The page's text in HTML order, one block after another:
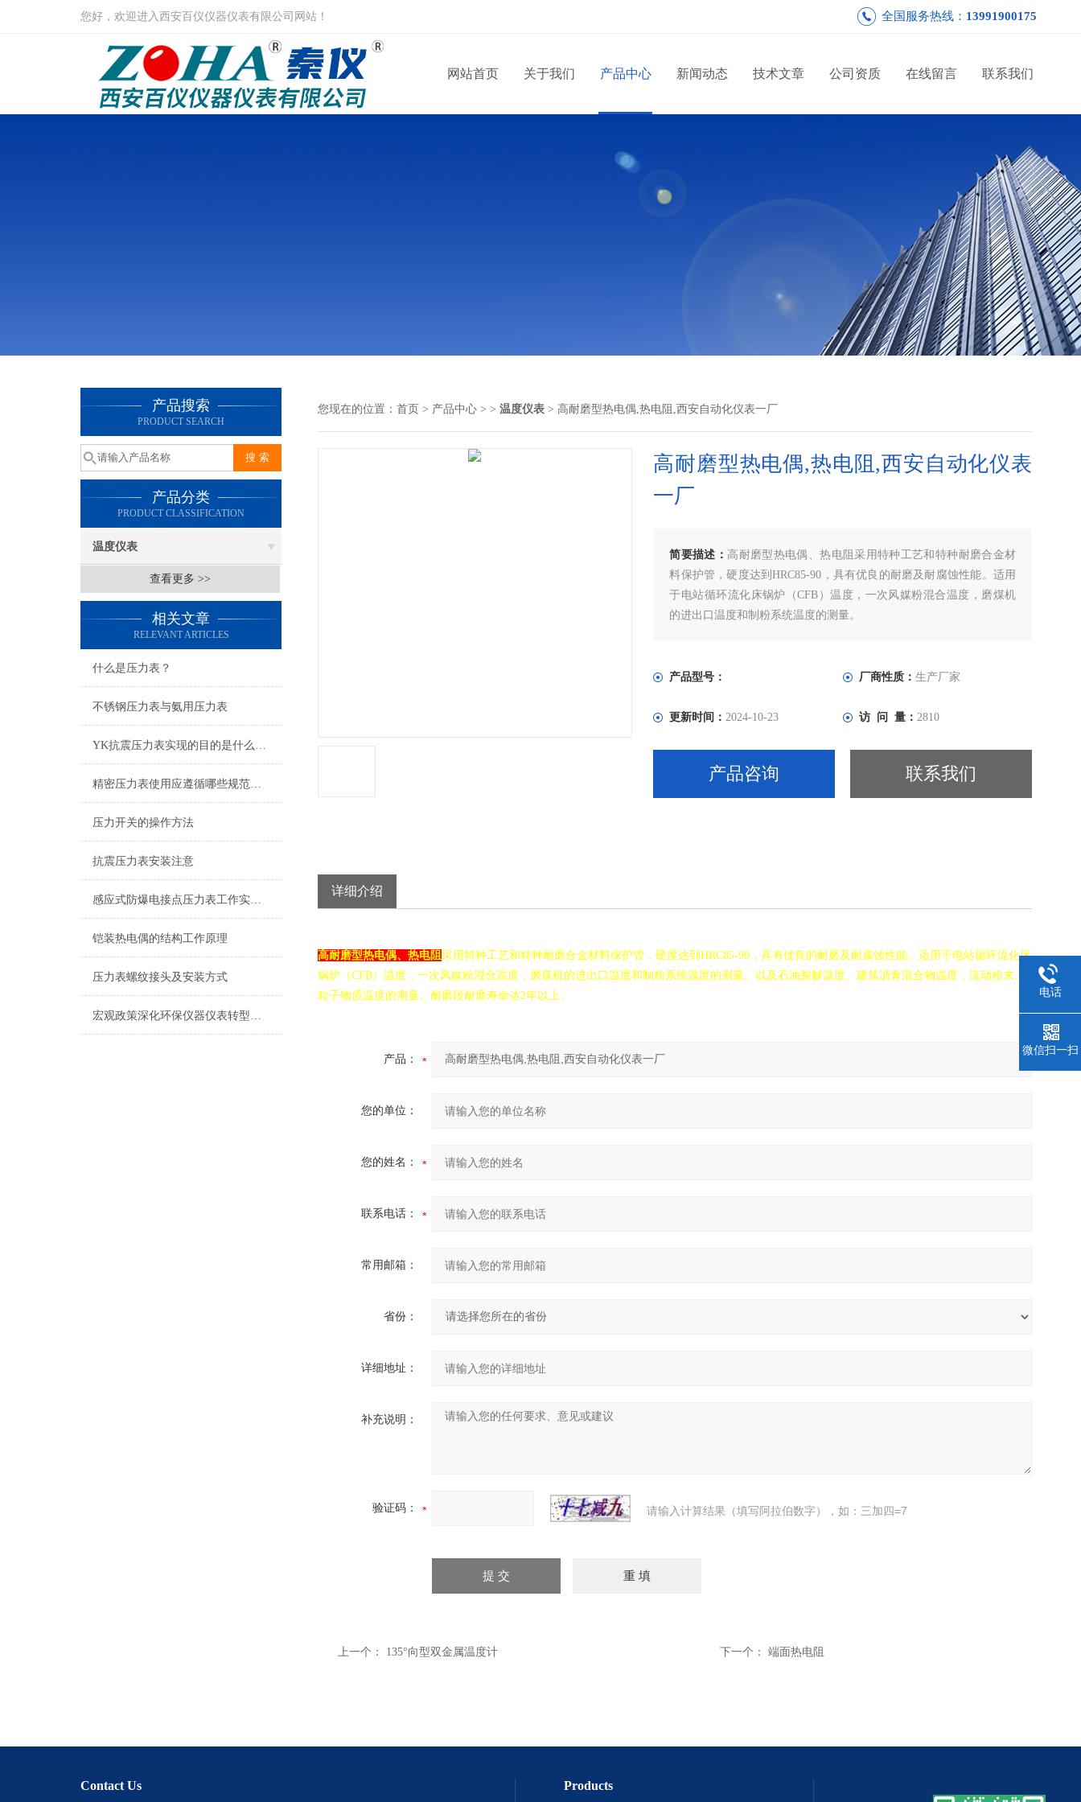
您好，欢迎进入西安百仪仪器仪表有限公司网站！ 全国服务热线： 13991900175
网站首页 关于我们 产品中心 新闻动态 技术文章 公司资质 在线留言 联系我们
产品搜索
PRODUCT SEARCH
产品分类
PRODUCT CLASSIFICATION
温度仪表
查看更多 >>
相关文章
RELEVANT ARTICLES
什么是压力表？
不锈钢压力表与氨用压力表
YK抗震压力表实现的目的是什么？从名字中就可以略知一二
精密压力表使用应遵循哪些规范，如何使用更精确？
压力开关的操作方法
抗震压力表安装注意
感应式防爆电接点压力表工作实现的控制目的
铠装热电偶的结构工作原理
压力表螺纹接头及安装方式
宏观政策深化环保仪器仪表转型发展
您现在的位置： 首页 > 产品中心 > > 温度仪表 > 高耐磨型热电偶,热电阻,西安自动化仪表一厂
高耐磨型热电偶,热电阻,西安自动化仪表
一厂
简要描述： 高耐磨型热电偶、热电阻采用特种工艺和特种耐磨合金材
料保护管，硬度达到HRC85-90，具有优良的耐磨及耐腐蚀性能。适用
于电站循环流化床锅炉（CFB）温度，一次风媒粉混合温度，磨煤机
的进出口温度和制粉系统温度的测量。
产品型号： 厂商性质： 生产厂家
更新时间：2024-10-23 访 问 量： 2810
产品咨询 联系我们
详细介绍
高耐磨型热电偶、热电阻采用特种工艺和特种耐磨合金材料保护管，硬度达到HRC85-90，具有优良的耐磨及耐腐蚀性能。适用于电站循环流化床
锅炉（CFB）温度，一次风媒粉混合温度，磨煤机的进出口温度和制粉系统温度的测量。以及石油裂解温度、建筑沥青混合物温度，流动粉末、
粒子物质温度的测量。耐磨段耐磨寿命达2年以上。
产品：
您的单位：
您的姓名：
联系电话：
常用邮箱：
省份：
详细地址：
补充说明：
验证码： 请输入计算结果（填写阿拉伯数字），如：三加四=7
上一个： 135°向型双金属温度计 下一个： 端面热电阻
Contact Us Products
电话
微信扫一扫